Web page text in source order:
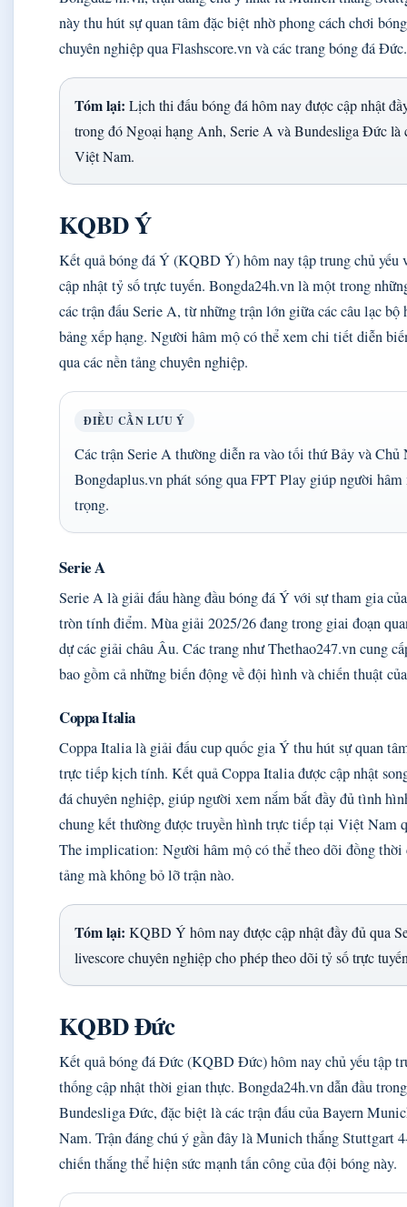
này thu hút sự quan tâm đặc biệt nhờ phong cách chơi
chuyên nghiệp qua Flashscore.vn và các trang bóng đá Đức.
Tóm lại: Lịch thi đấu bóng đá hôm nay được cập nhật
trong đó Ngoại hạng Anh, Serie A và Bundesliga Đức là
Việt Nam.
KQBD Ý
Kết quả bóng đá Ý (KQBD Ý) hôm nay tập trung chủ yếu
cập nhật tỷ số trực tuyến. Bongda24h.vn là một trong
các trận đấu Serie A, từ những trận lớn giữa các câu lạc bộ
bảng xếp hạng. Người hâm mộ có thể xem chi tiết diễn
qua các nền tảng chuyên nghiệp.
ĐIỀU CẦN LƯU Ý
Các trận Serie A thường diễn ra vào tối thứ Bảy và
Bongdaplus.vn phát sóng qua FPT Play giúp người
trọng.
Serie A
Serie A là giải đấu hàng đầu bóng đá Ý với sự tham gia
tròn tính điểm. Mùa giải 2025/26 đang trong giai đoạn
dự các giải châu Âu. Các trang như Thethao247.vn cung
bao gồm cả những biến động về đội hình và chiến thuật
Coppa Italia
Coppa Italia là giải đấu cup quốc gia Ý thu hút sự quan
trực tiếp kịch tính. Kết quả Coppa Italia được cập nhật
đá chuyên nghiệp, giúp người xem nắm bắt đầy đủ tình
chung kết thường được truyền hình trực tiếp tại Việt Nam
The implication: Người hâm mộ có thể theo dõi đồng thời
tảng mà không bỏ lỡ trận nào.
Tóm lại: KQBD Ý hôm nay được cập nhật đầy đủ qua
livescore chuyên nghiệp cho phép theo dõi tỷ số trực
KQBD Đức
Kết quả bóng đá Đức (KQBD Đức) hôm nay chủ yếu tập
thống cập nhật thời gian thực. Bongda24h.vn dẫn đầu
Bundesliga Đức, đặc biệt là các trận đấu của Bayern
Nam. Trận đáng chú ý gần đây là Munich thắng Stuttgart
chiến thắng thể hiện sức mạnh tấn công của đội bóng này.